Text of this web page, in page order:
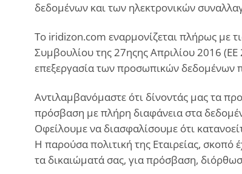
δεδομένων και των ηλεκτρονικών
Το iridizon.com εναρμονίζεται πλήρως με
Συμβουλίου της 27ηςης Απριλίου 2016
επεξεργασία των προσωπικών δεδομένων
Αντιλαμβανόμαστε ότι δίνοντάς μας τα
πρόσβαση με πλήρη διαφάνεια στα
Οφείλουμε να διασφαλίσουμε ότι
Η παρούσα πολιτική της Εταιρείας, σκοπό
τα δικαιώματά σας, για πρόσβαση,